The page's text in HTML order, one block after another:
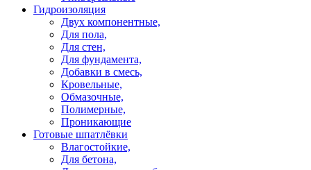
Гидроизоляция
Двух компонентные,
Для пола,
Для стен,
Для фундамента,
Добавки в смесь,
Кровельные,
Обмазочные,
Полимерные,
Проникающие
Готовые шпатлёвки
Влагостойкие,
Для бетона,